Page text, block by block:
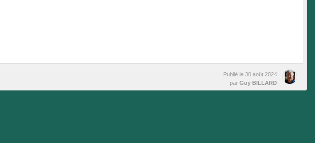
Publié le 30 août 2024
par Guy BILLARD